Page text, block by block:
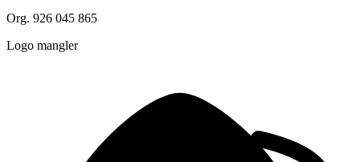
Org. 926 045 865
Logo mangler